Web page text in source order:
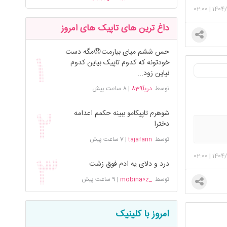
|
02:00
|
02:00
داغ ترین های تاپیک های امروز
حس ششم میای بیارمت😠مگه دست
خودتونه که کدوم تاپیک بیاین کدوم
نیاین زود...
توسطدریآ839 |8 ساعت پیش
شوهرم تاپیکامو ببینه حکمم اعدامه
دخترا
توسط tajafarin
|7 ساعت پیش
درد و دلای یه ادم فوق زشت
توسط_mobina0z
| 9 ساعت پیش
امروز با کلینیک